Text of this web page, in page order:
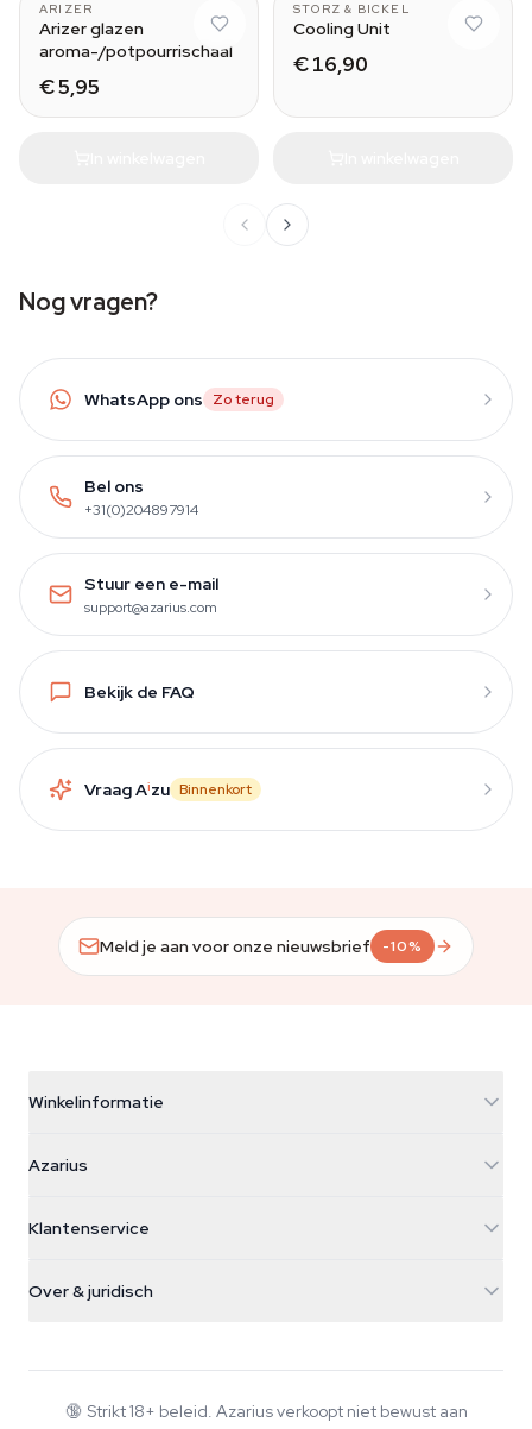
ARIZER
Arizer glazen
aroma-/potpourrischaal
€ 5,95
STORZ & BICKEL
Cooling Unit
€ 16,90
Nog vragen?
WhatsApp ons Zo terug
Bel ons
+31(0)204897914
Stuur een e-mail
support@azarius.com
Bekijk de FAQ
Vraag Aizu Binnenkort
Meld je aan voor onze nieuwsbrief -10%
Winkelinformatie
Galvaniweg 11
Nederland
+31(0)204897914
Azarius
Smokeshop
Klantenservice
Retourbeleid
Veelgestelde vragen
Over & juridisch
Wiki
🔞 Strikt 18+ beleid. Azarius verkoopt niet bewust aan